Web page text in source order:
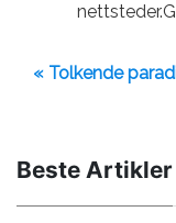
« Tolkende
Beste Artikler